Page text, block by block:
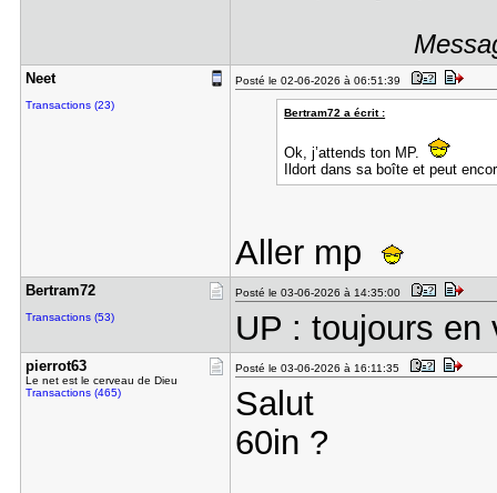
Neet
Transactions (23)
Posté le 02-06-2026 à 06:51:39
Bertram72 a écrit :
Ok, j’attends ton MP.
Ildort dans sa boîte et peut
Aller mp
Bertram72
Transactions (53)
Posté le 03-06-2026 à 14:35:00
UP : toujours
pierrot63
Le net est le cerveau de Dieu
Transactions (465)
Posté le 03-06-2026 à 16:11:35
Salut
60in ?